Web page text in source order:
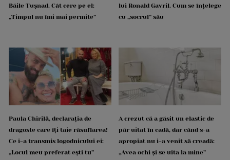
Băile Tușnad. Cât cere pe el:
„Timpul nu îmi mai permite”
lui Ronald Gavril. Cum se înțelege
cu „socrul” său
Paula Chirilă, declarația de
dragoste care îți taie răsuflarea!
Ce i-a transmis logodnicului ei:
„Locul meu preferat ești tu”
A crezut că a găsit un elastic de
păr uitat în cadă, dar când s-a
apropiat nu i-a venit să creadă:
„Avea ochi și se uita la mine”